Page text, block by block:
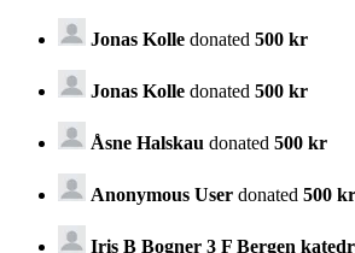
Jonas Kolle donated 500 kr
Jonas Kolle donated 500 kr
Åsne Halskau donated 500 kr
Anonymous User donated 500 kr
Iris B Bogner 3 F Bergen